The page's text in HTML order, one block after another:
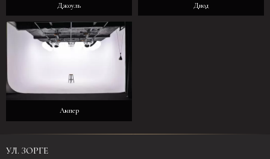
Джоуль Диод
Ампер
УЛ. ЗОРГЕ